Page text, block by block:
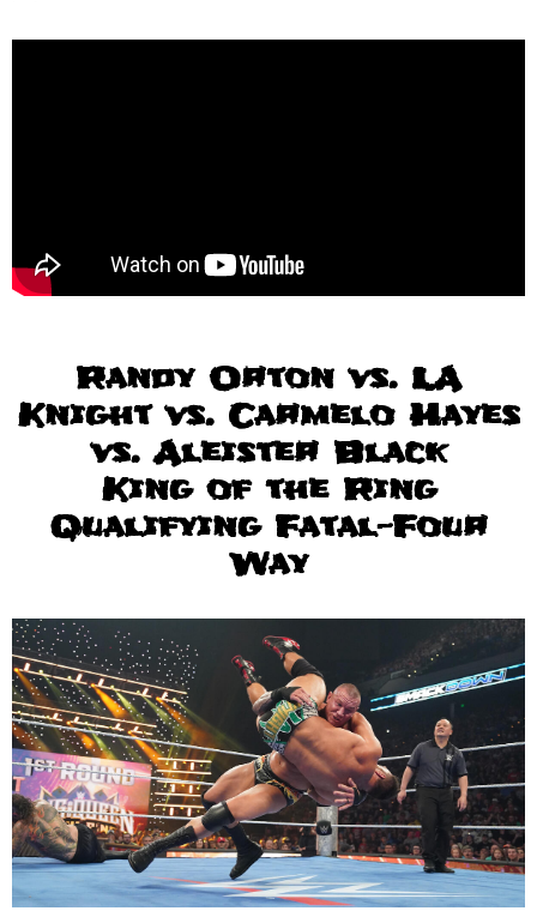
Randy Orton vs. LA
Knight vs. Carmelo Hayes
vs. Aleister Black
King of the Ring
Qualifying Fatal-Four
Way